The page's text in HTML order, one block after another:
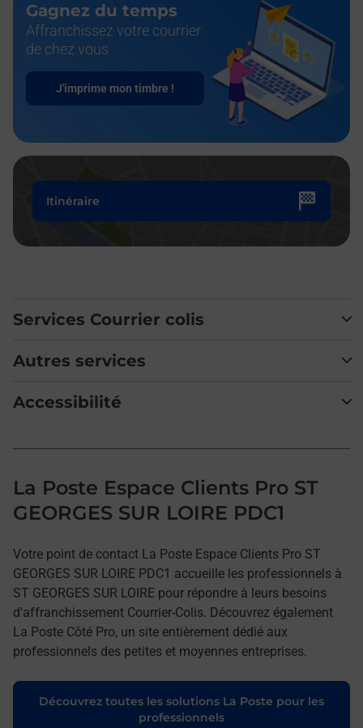
Gagnez du temps
Affranchissez votre courrier
de chez vous
J'imprime mon timbre !
Itinéraire
Services Courrier colis
Autres services
Accessibilité
La Poste Espace Clients Pro ST
GEORGES SUR LOIRE PDC1
Votre point de contact La Poste Espace Clients Pro ST
GEORGES SUR LOIRE PDC1 accueille les professionnels à
ST GEORGES SUR LOIRE pour répondre à leurs besoins
d'affranchissement Courrier-Colis. Découvrez également
La Poste Côté Pro, un site entièrement dédié aux
professionnels des petites et moyennes entreprises.
Découvrez toutes les solutions La Poste pour les
professionnels